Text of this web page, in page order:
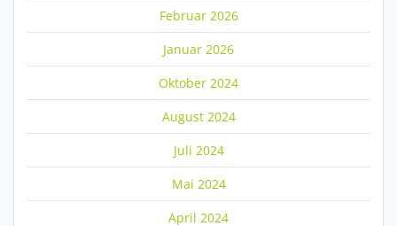
Februar 2026
Januar 2026
Oktober 2024
August 2024
Juli 2024
Mai 2024
April 2024